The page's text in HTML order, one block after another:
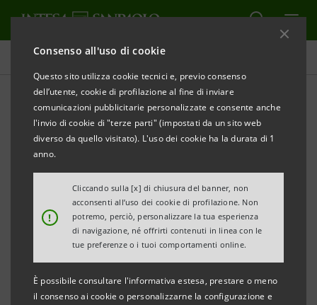
Consenso all'uso di cookie
Questo sito utilizza cookie tecnici e, previo consenso
dell’utente, cookie di profilazione al fine di inviare
comunicazioni pubblicitarie personalizzate e consente anche
l'invio di cookie di "terze parti" (impostati da un sito web
diverso da quello visitato). L'uso dei cookie ha la durata di 1
anno.
!
Cliccando sulla [x] di chiusura del banner, non
acconsenti all’uso dei cookie di profilazione. Non
potremo, perciò, personalizzare la tua esperienza
di navigazione, né offrirti contenuti in linea con le
tue preferenze o i tuoi comportamenti online.
È possibile consultare l'informativa estesa, prestare o meno
il consenso ai cookie o personalizzarne la configurazione e
Comunicati stampa
STAMPA AGGIORNA
COMUNICATO STAMPA
CASSA DI RISPARMIO DI PISTOIA E DELLA
MONITOR DEI DISTRETTI DELLA TOSCANA
• Realizzato dalla Direzione Studi e Ricerche di
Intesa Sanpaolo per CR Pistoia e Lucchesia
• Dati al 30/09/2015